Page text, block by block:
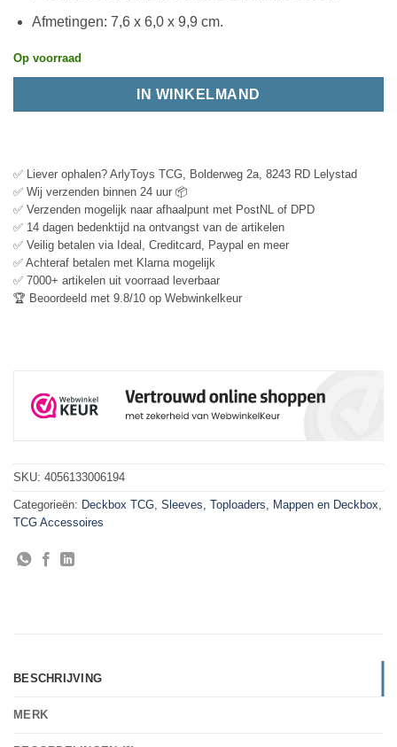
Afmetingen: 7,6 x 6,0 x 9,9 cm.
Op voorraad
IN WINKELMAND
✅ Liever ophalen? ArlyToys TCG, Bolderweg 2a, 8243 RD Lelystad
✅ Wij verzenden binnen 24 uur 📦
✅ Verzenden mogelijk naar afhaalpunt met PostNL of DPD
✅ 14 dagen bedenktijd na ontvangst van de artikelen
✅ Veilig betalen via Ideal, Creditcard, Paypal en meer
✅ Achteraf betalen met Klarna mogelijk
✅ 7000+ artikelen uit voorraad leverbaar
🏆 Beoordeeld met 9.8/10 op Webwinkelkeur
SKU: 4056133006194
Categorieën: Deckbox TCG, Sleeves, Toploaders, Mappen en Deckbox,
TCG Accessoires
BESCHRIJVING
MERK